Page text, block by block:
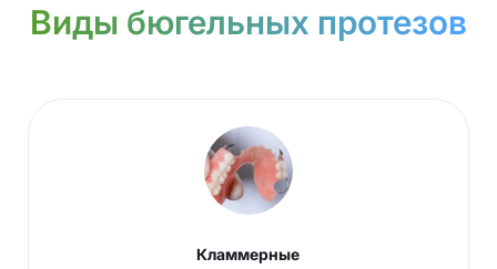
Виды бюгельных протезов
Кламмерные